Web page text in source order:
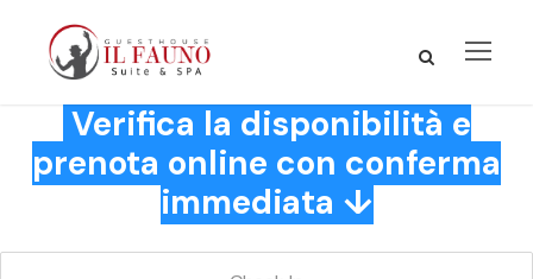
Verifica la disponibilità e
prenota online con conferma
immediata ↓